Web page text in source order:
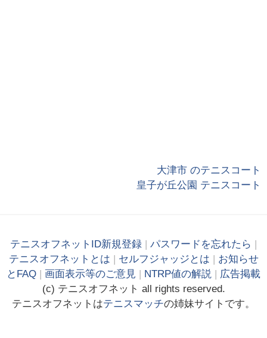
大津市 のテニスコート
皇子が丘公園 テニスコート
テニスオフネットID新規登録 | パスワードを忘れたら |
テニスオフネットとは | セルフジャッジとは | お知らせ
とFAQ | 画面表示等のご意見 | NTRP値の解説 | 広告掲載
(c) テニス オフネット all rights reserved.
テニスオフネットはテニスマッチの姉妹サイトです。